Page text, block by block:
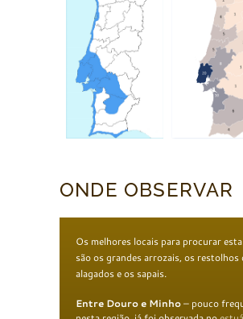
ONDE OBSERVAR
Os melhores locais para procurar
são os grandes arrozais, os restolhos
alagados e os sapais.
Entre Douro e Minho– pouco